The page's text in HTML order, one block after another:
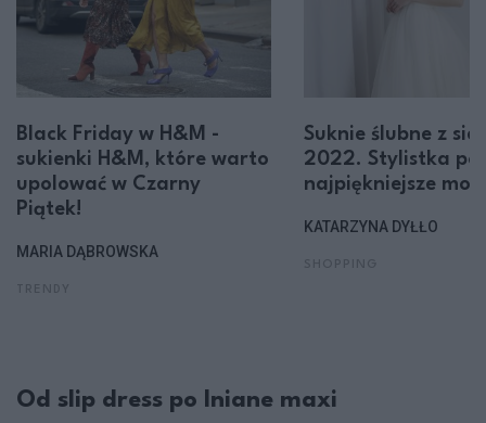
Black Friday w H&M -
sukienki H&M, które warto
upolować w Czarny
Piątek!
MARIA DĄBROWSKA
Suknie ślubne z
2022. Stylistka
najpiękniejsze
KATARZYNA DYŁŁO
Od slip dress po lniane maxi